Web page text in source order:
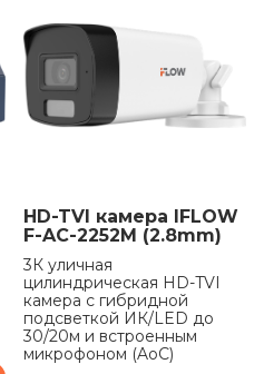
HD-TVI камера IFLOW
F-AC-2252M (2.8mm)
3К уличная
цилиндрическая HD-TVI
камера с гибридной
подсветкой ИК/LED до
30/20м и встроенным
микрофоном (AoC)